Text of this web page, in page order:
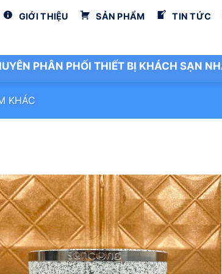
GIỚI THIỆU SẢN PHẨM TIN TỨC
PHÂN PHỐI THIẾT BỊ KHÁCH SẠN
KHÁC